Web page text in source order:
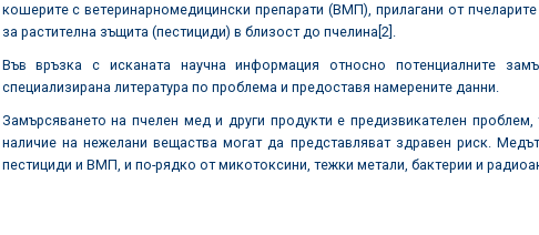
кошерите с ветеринарномедицински препарати (ВМП), прилагани от
за растителна зъщита (пестициди) в близост до пчелина[2] .
Във връзка с исканата научна информация относно потенциалните
специализирана литература по проблема и предоставя намерените данни.
Замърсяването на пчелен мед и други продукти е предизвикателен
наличие на нежелани вещаства могат да представляват здравен риск.
пестициди и ВМП, и по-рядко от микотоксини, тежки метали, бактерии и